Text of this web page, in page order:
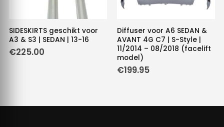
SIDESKIRTS geschikt voor
A3 & S3 | SEDAN | 13-16
€225.00
Diffuser voor A6 SEDAN &
AVANT 4G C7 | S-Style |
11/2014 – 08/2018 (facelift
model)
€199.95